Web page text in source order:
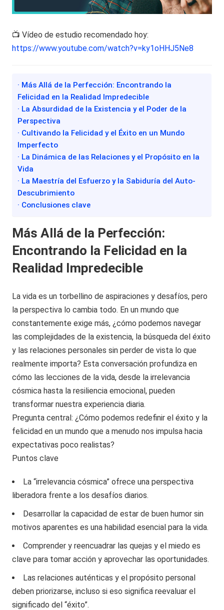
📺 Vídeo de estudio recomendado hoy:
https://www.youtube.com/watch?v=ky1oHHJ5Ne8
· Más Allá de la Perfección: Encontrando la
Felicidad en la Realidad Impredecible
· La Absurdidad de la Existencia y el Poder de la
Perspectiva
· Cultivando la Felicidad y el Éxito en un Mundo
Imperfecto
· La Dinámica de las Relaciones y el Propósito en la
Vida
· La Maestría del Esfuerzo y la Sabiduría del Auto-
Descubrimiento
· Conclusiones clave
Más Allá de la Perfección:
Encontrando la Felicidad en la
Realidad Impredecible
La vida es un torbellino de aspiraciones y desafíos, pero
la perspectiva lo cambia todo. En un mundo que
constantemente exige más, ¿cómo podemos navegar
las complejidades de la existencia, la búsqueda del éxito
y las relaciones personales sin perder de vista lo que
realmente importa? Esta conversación profundiza en
cómo las lecciones de la vida, desde la irrelevancia
cósmica hasta la resiliencia emocional, pueden
transformar nuestra experiencia diaria.
Pregunta central: ¿Cómo podemos redefinir el éxito y la
felicidad en un mundo que a menudo nos impulsa hacia
expectativas poco realistas?
Puntos clave
La “irrelevancia cósmica” ofrece una perspectiva
liberadora frente a los desafíos diarios.
Desarrollar la capacidad de estar de buen humor sin
motivos aparentes es una habilidad esencial para la vida.
Comprender y reencuadrar las quejas y el miedo es
clave para tomar acción y aprovechar las oportunidades.
Las relaciones auténticas y el propósito personal
deben priorizarse, incluso si eso significa reevaluar el
significado del “éxito”.